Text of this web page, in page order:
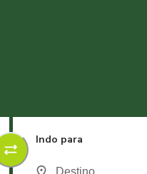
Indo para